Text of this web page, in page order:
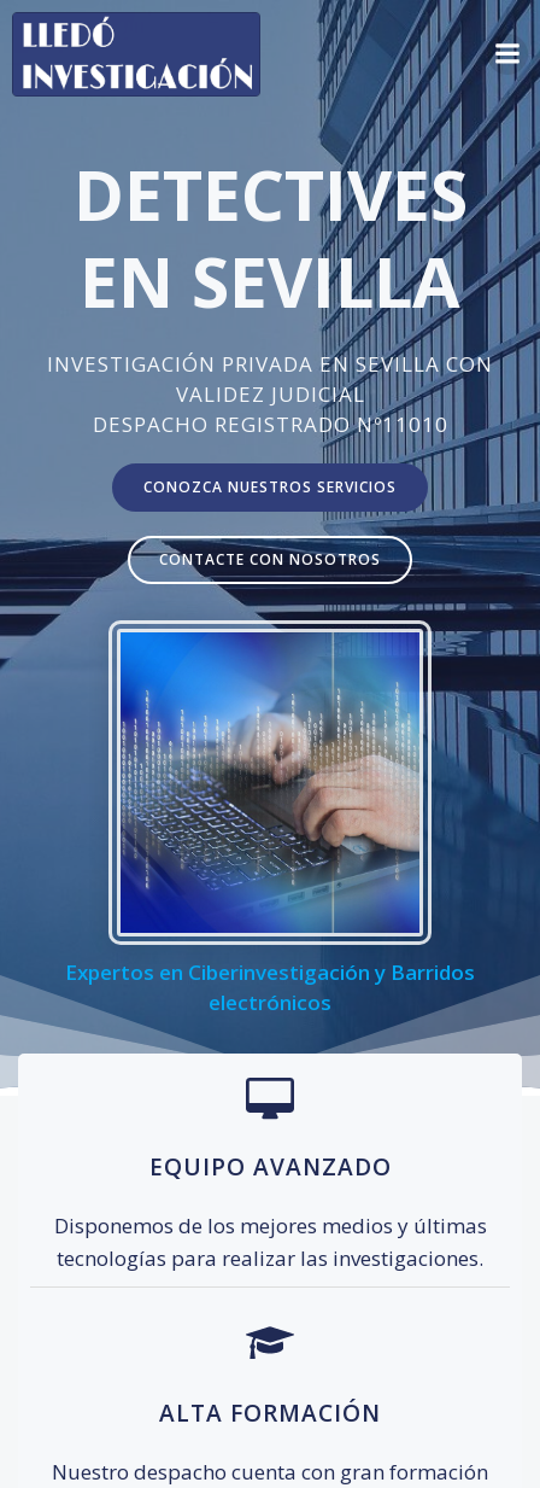
Saltar
contenido
DETECTIVES
EN SEVILLA
INVESTIGACIÓN PRIVADA EN SEVILLA CON
VALIDEZ JUDICIAL
DESPACHO REGISTRADO Nº11010
CONOZCA NUESTROS SERVICIOS
CONTACTE CON NOSOTROS
Expertos en Ciberinvestigación y Barridos
electrónicos
EQUIPO AVANZADO
Disponemos de los mejores medios y últimas
tecnologías para realizar las investigaciones.
ALTA FORMACIÓN
Nuestro despacho cuenta con gran formación